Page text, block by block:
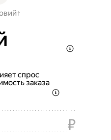
спрос
заказа
₽